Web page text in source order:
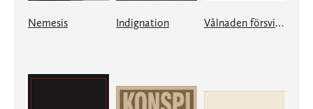
Nemesis Indignation Vålnaden försvinner